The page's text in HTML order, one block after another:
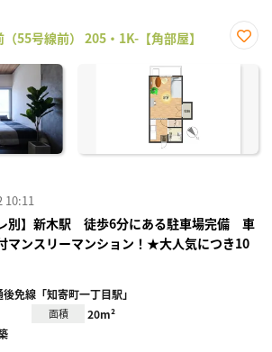
55号線前） 205・1K-【角部屋】
に入
10:11
レ別】新木駅 徒歩6分にある駐車場完備 車
マンスリーマンション！★大人気につき10
免線「知寄町一丁目駅」
面積 20m²